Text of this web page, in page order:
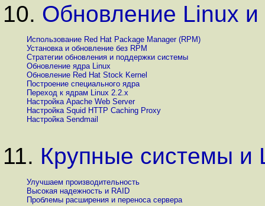
10. Обновление Linux и
Использование Red Hat Package Manager (RPM)
Установка и обновление без RPM
Стратегии обновления и поддержки системы
Обновление ядра Linux
Обновление Red Hat Stock Kernel
Построение специального ядра
Переход к ядрам Linux 2.2.x
Настройка Apache Web Server
Настройка Squid HTTP Caching Proxy
Настройка Sendmail
11. Крупные системы и
Улучшаем производительность
Высокая надежность и RAID
Проблемы расширения и переноса сервера